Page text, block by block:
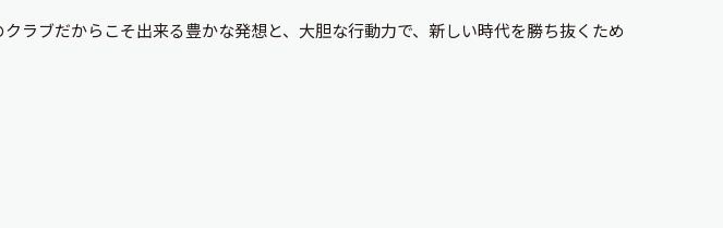
ラブだからこそ出来る豊かな発想と、大胆な行動力で、新しい時代を勝ち抜くため